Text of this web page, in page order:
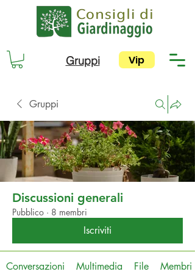
Gruppi Vip
Gruppi
Discussioni generali
Pubblico · 8 membri
Iscriviti
Conversazioni Multimedia File Membri